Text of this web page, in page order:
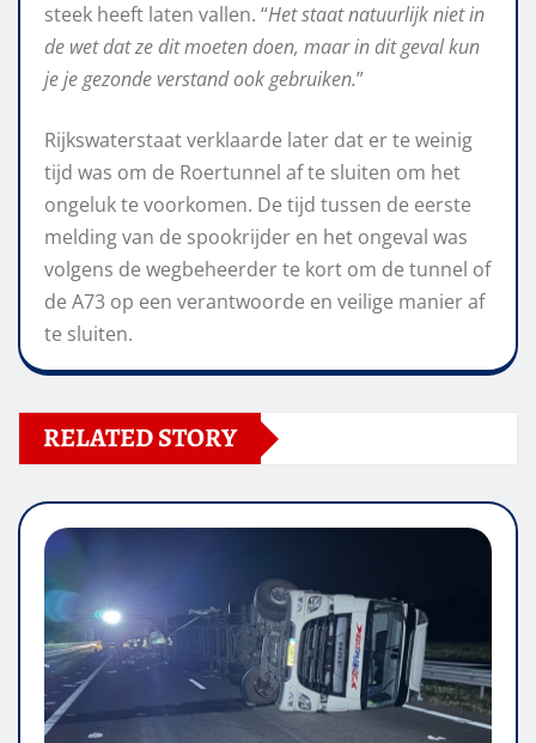
steek heeft laten vallen. “Het staat natuurlijk niet in
de wet dat ze dit moeten doen, maar in dit geval kun
je je gezonde verstand ook gebruiken.”
Rijkswaterstaat verklaarde later dat er te weinig
tijd was om de Roertunnel af te sluiten om het
ongeluk te voorkomen. De tijd tussen de eerste
melding van de spookrijder en het ongeval was
volgens de wegbeheerder te kort om de tunnel of
de A73 op een verantwoorde en veilige manier af
te sluiten.
RELATED STORY